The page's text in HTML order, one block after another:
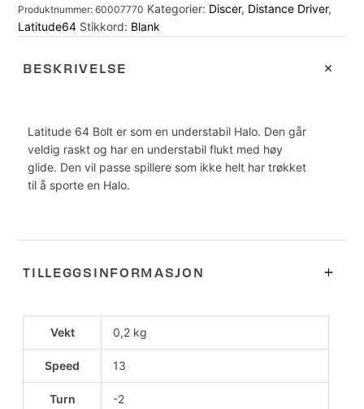
Produktnummer:60007770 Kategorier: Discer, Distance Driver,
Latitude64 Stikkord: Blank
BESKRIVELSE
Latitude 64 Bolt er som en understabil Halo. Den går
veldig raskt og har en understabil flukt med høy
glide. Den vil passe spillere som ikke helt har trøkket
til å sporte en Halo.
TILLEGGSINFORMASJON
Vekt 0,2 kg
Speed 13
Turn -2